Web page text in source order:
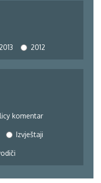
2013 2012
komentar
Izvještaji